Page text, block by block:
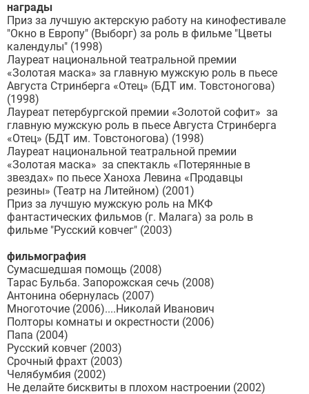
награды
Приз за лучшую актерскую работу на кинофестивале
"Окно в Европу" (Выборг) за роль в фильме "Цветы
календулы" (1998)
Лауреат национальной театральной премии
«Золотая маска» за главную мужскую роль в пьесе
Августа Стринберга «Отец» (БДТ им. Товстоногова)
(1998)
Лауреат петербургской премии «Золотой софит» за
главную мужскую роль в пьесе Августа Стринберга
«Отец» (БДТ им. Товстоногова) (1998)
Лауреат национальной театральной премии
«Золотая маска» за спектакль «Потерянные в
звездах» по пьесе Ханоха Левина «Продавцы
резины» (Театр на Литейном) (2001)
Приз за лучшую мужскую роль на МКФ
фантастических фильмов (г. Малага) за роль в
фильме "Русский ковчег" (2003)
фильмография
Сумасшедшая помощь (2008)
Тарас Бульба. Запорожская сечь (2008)
Антонина обернулась (2007)
Многоточие (2006)....Николай Иванович
Полторы комнаты и окрестности (2006)
Папа (2004)
Русский ковчег (2003)
Срочный фрахт (2003)
Челябумбия (2002)
Не делайте бисквиты в плохом настроении (2002)